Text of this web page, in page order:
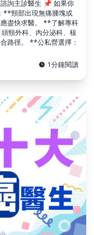
詢主診醫生 📌 如果你
**頸部出現無痛腫塊或
盡快求醫。 **了解專科
頸外科、內分泌科、核
路徑。 **公私營選擇：
1分鐘閱讀